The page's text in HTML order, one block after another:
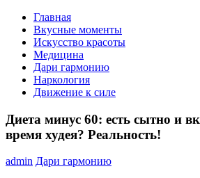
Главная
Вкусные моменты
Искусство красоты
Медицина
Дари гармонию
Наркология
Движение к силе
Диета минус 60: есть сытно и
время худея? Реальность!
admin Дари гармонию